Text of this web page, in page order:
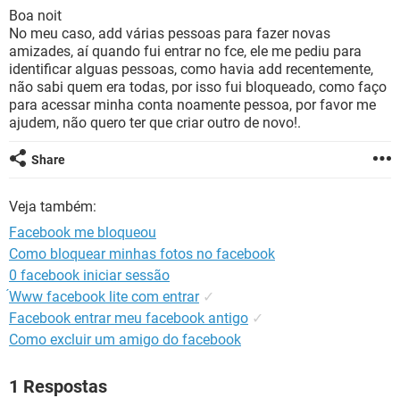
INSTAGRAM
GUIA DE COMPRAS
OUTLOOK
INSTAGRAM GMAIL
GUIA DE COMPRAS
CELULAR FACEBOOK
OUTLOOK EXCEL
INSTAGRAM GMAIL
GUIA DE COMPRAS
Boa noit
No meu caso, add várias pessoas para fazer novas
amizades, aí quando fui entrar no fce, ele me pediu para
identificar alguas pessoas, como havia add recentemente,
não sabi quem era todas, por isso fui bloqueado, como faço
para acessar minha conta noamente pessoa, por favor me
ajudem, não quero ter que criar outro de novo!.
Share
Veja também:
Facebook me bloqueou
Como bloquear minhas fotos no facebook
0 facebook iniciar sessão
́Www facebook lite com entrar ✓
Facebook entrar meu facebook antigo ✓
Como excluir um amigo do facebook
1 Respostas